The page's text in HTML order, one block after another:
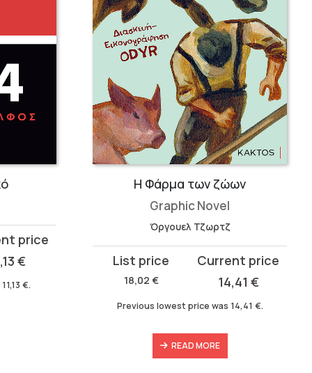
€
11,13 €.
Η Φάρμα των ζώων
Graphic Novel
Όργουελ Τζωρτζ
18,02 €
Original
was:
14,41 €
Current
Previous lowest price was 14,41 €.
READ MORE